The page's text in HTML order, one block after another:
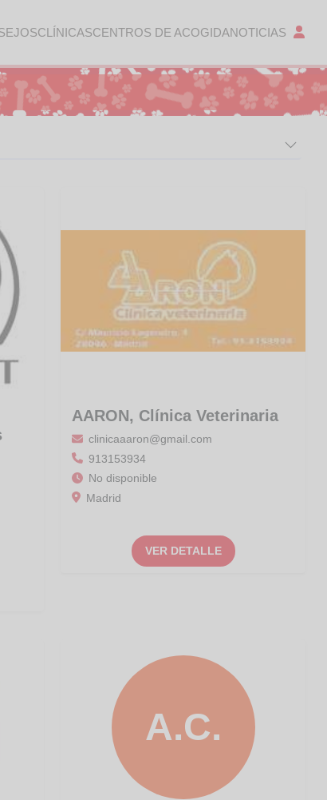
CLÍNICASCENTROS DE ACOGIDANOTICIAS
AARON, Clínica Veterinaria
clinicaaaron@gmail.com
913153934
No disponible
Madrid
VER DETALLE
A.C.